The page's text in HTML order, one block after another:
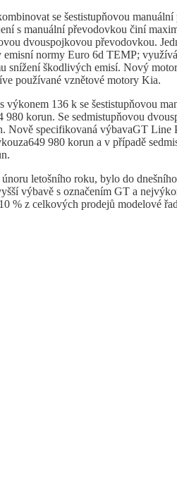
se šestistupňovou
s manuální převodovkou činí
dvouspojkovou převodovkou.
emisní normy Euro 6d TEMP;
snížení škodlivých emisí. Nový
používané vznětové motory Kia.
136 k se šestistupňovou
korun. Se sedmistupňovou
Nově specifikovaná výbavaGT Line
980 korun a v případě
letošního roku, bylo do
výbavě s označením GT a
% z celkových prodejů modelové